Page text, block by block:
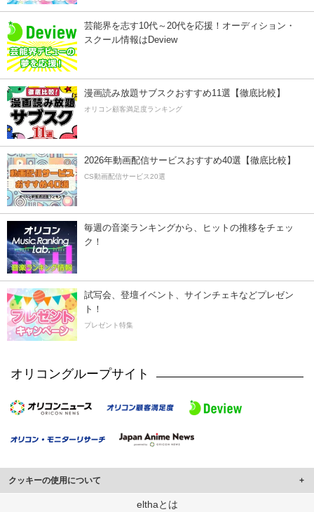
芸能界を志す10代～20代を応援！オーディション・
スクール情報はDeview
漫画読み放題サブスクおすすめ11選【徹底比較】
オリコン顧客満足度ランキング
2026年動画配信サービスおすすめ40選【徹底比較】
CS動画配信サービス20選
毎週の音楽ランキングから、ヒットの推移をチェッ
ク！
試写会、登壇イベント、サインチェキなどプレゼン
ト！
プレゼント特集
オリコングループサイト
クッキーの使用について
このサイトでは Cookie を使用して、ユーザーに合わせたコンテンツや広告の
elthaとは